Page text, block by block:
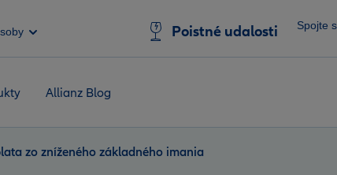
Poistné udalosti Spojte
Allianz Blog
zo zníženého základného imania